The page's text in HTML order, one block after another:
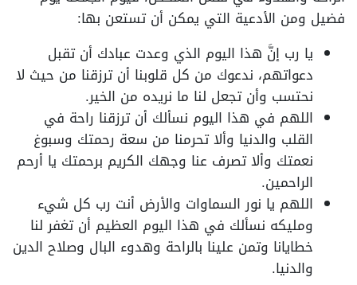
فضيل ومن الأدعية التي يمكن أن تستعن بها:
يا رب إنَّ هذا اليوم الذي وعدت عبادك أن تقبل
دعواتهم، ندعوك من كل قلوبنا أن ترزقنا من حيث لا
نحتسب وأن تجعل لنا ما نريده من الخير.
اللهم في هذا اليوم نسألك أن ترزقنا راحة في
القلب والدنيا وألا تحرمنا من سعة رحمتك وسبوغ
نعمتك وألا تصرف عنا وجهك الكريم برحمتك يا أرحم
الراحمين.
اللهم يا نور السماوات والأرض أنت رب كل شيء
ومليكه نسألك في هذا اليوم العظيم أن تغفر لنا
خطايانا وتمن علينا بالراحة وهدوء البال وصلاح الدين
والدنيا.